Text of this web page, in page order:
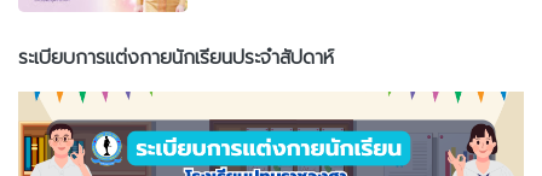
ระเบียบการแต่งกายนักเรียนประจำสัปดาห์